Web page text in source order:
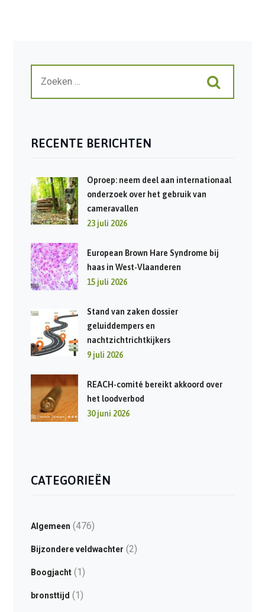
RECENTE BERICHTEN
Oproep: neem deel aan internationaal
onderzoek over het gebruik van
cameravallen
23 juli 2026
European Brown Hare Syndrome bij
haas in West-Vlaanderen
15 juli 2026
Stand van zaken dossier
geluiddempers en
nachtzichtrichtkijkers
9 juli 2026
REACH-comité bereikt akkoord over
het loodverbod
30 juni 2026
CATEGORIEËN
Algemeen (476)
Bijzondere veldwachter (2)
Boogjacht(1)
bronsttijd (1)